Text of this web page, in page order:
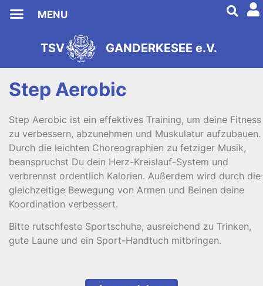
MENU
TSV
seit1892
GANDERKESEE e.V.
Step Aerobic
Step Aerobic ist ein effektives Training, um deine Fitness
zu verbessern, abzunehmen und Muskulatur aufzubauen.
Durch die leichten Choreographien zu fetziger Musik,
beanspruchst Du dein Herz-Kreislauf-System und
verbrennst ordentlich Kalorien. Außerdem wird durch die
gleichzeitige Bewegung von Armen und Beinen deine
Koordination verbessert.
Bitte rutschfeste Sportschuhe, ausreichend zu Trinken,
gute Laune und ein Sport-Handtuch mitbringen.